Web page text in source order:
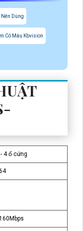
Dùng
Có Màu Kbvision
4 ổ cứng